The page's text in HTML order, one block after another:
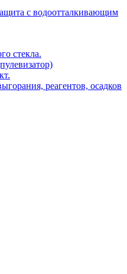
с водоотталкивающим
стекла.
реагентов, осадков